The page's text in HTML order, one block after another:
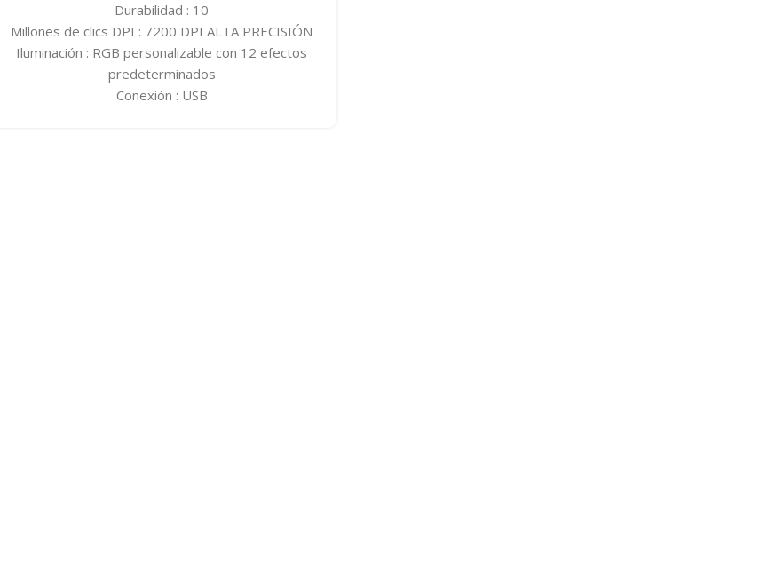
Durabilidad : 10
Millones de clics DPI : 7200 DPI ALTA PRECISIÓN
Iluminación : RGB personalizable con 12 efectos
predeterminados
Conexión : USB